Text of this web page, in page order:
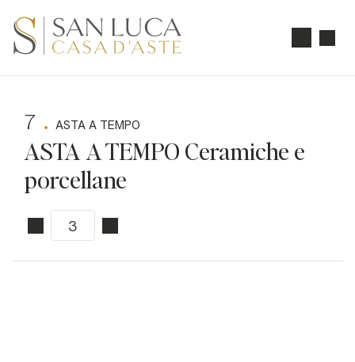
7 ASTA A TEMPO
ASTA A TEMPO Ceramiche e
porcellane